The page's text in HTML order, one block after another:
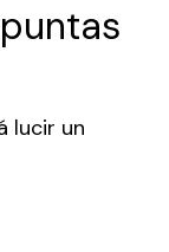
lucir un